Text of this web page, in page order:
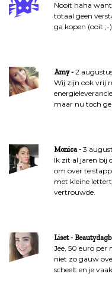
Nooit haha
totaal geen
ga kopen (ooit ;-
Amy
2
Wij zijn ook vrij
maar nu toch
Monica
3
Ik zit al jaren bij
om over te
met kleine
vertrouwde.
Liset -
Jee, 50 euro per
niet zo gauw
scheelt en je